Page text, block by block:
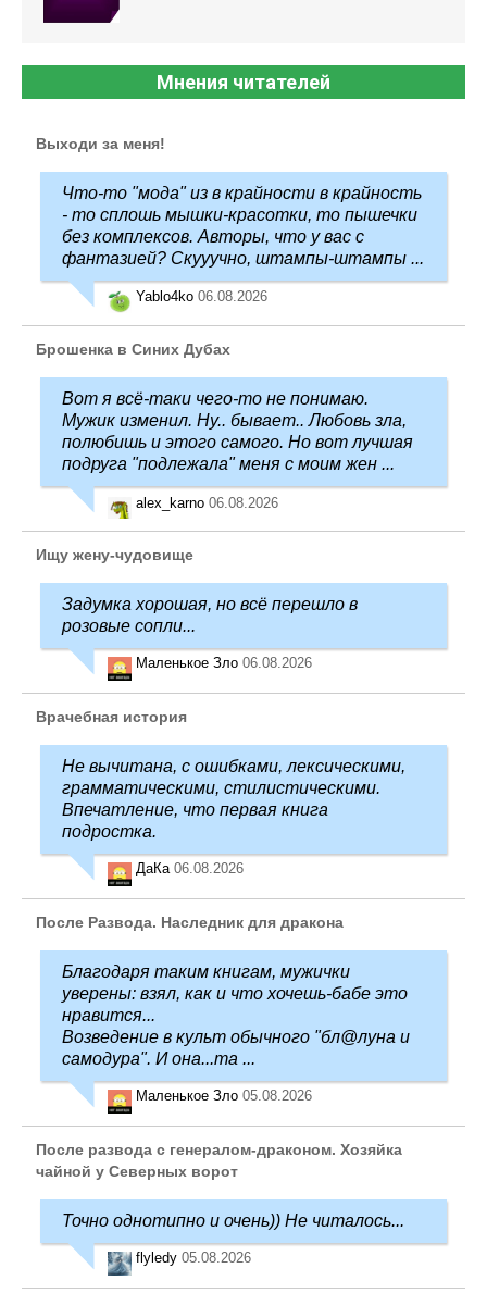
Мнения читателей
Выходи за меня!
Что-то "мода" из в крайности в крайность
- то сплошь мышки-красотки, то пышечки
без комплексов. Авторы, что у вас с
фантазией? Скууучно, штампы-штампы ...
Yablo4ko 06.08.2026
Брошенка в Синих Дубах
Вот я всё-таки чего-то не понимаю.
Мужик изменил. Ну.. бывает.. Любовь зла,
полюбишь и этого самого. Но вот лучшая
подруга "подлежала" меня с моим жен ...
alex_karno 06.08.2026
Ищу жену-чудовище
Задумка хорошая, но всё перешло в
розовые сопли...
Маленькое Зло 06.08.2026
Врачебная история
Не вычитана, с ошибками, лексическими,
грамматическими, стилистическими.
Впечатление, что первая книга
подростка.
ДаКа 06.08.2026
После Развода. Наследник для дракона
Благодаря таким книгам, мужички
уверены: взял, как и что хочешь-бабе это
нравится...
Возведение в культ обычного "бл@луна и
самодура". И она...та ...
Маленькое Зло 05.08.2026
После развода с генералом-драконом. Хозяйка
чайной у Северных ворот
Точно однотипно и очень)) Не читалось...
flyledy 05.08.2026